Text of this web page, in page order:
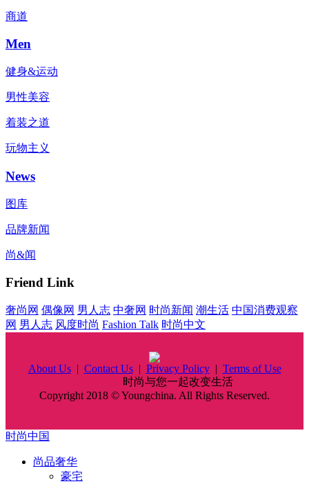
商道
Men
健身&运动
男性美容
着装之道
玩物主义
News
图库
品牌新闻
尚&闻
Friend Link
奢尚网 偶像网 男人志 中奢网 时尚新闻 潮生活 中国消费观察
网 男人志 风度时尚 Fashion Talk 时尚中文
About Us| Contact Us| Privacy Policy| Terms of Use
时尚与您一起改变生活
Copyright 2018 © Youngchina. All Rights Reserved.
时尚中国
尚品奢华
豪宅